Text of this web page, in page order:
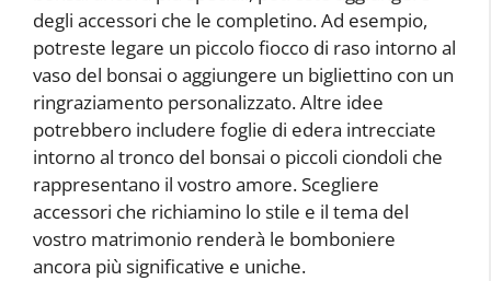
degli accessori che le completino. Ad esempio,
potreste legare un piccolo fiocco di raso intorno al
vaso del bonsai o aggiungere un bigliettino con un
ringraziamento personalizzato. Altre idee
potrebbero includere foglie di edera intrecciate
intorno al tronco del bonsai o piccoli ciondoli che
rappresentano il vostro amore. Scegliere
accessori che richiamino lo stile e il tema del
vostro matrimonio renderà le bomboniere
ancora più significative e uniche.